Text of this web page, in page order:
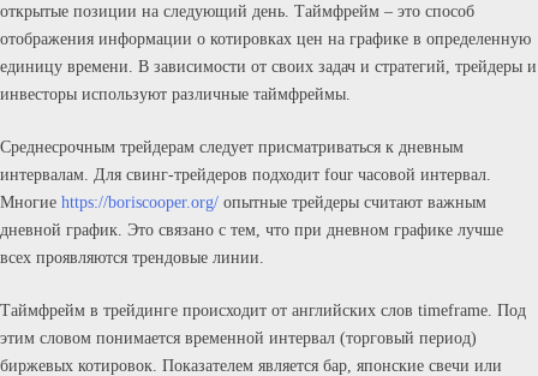
открытые позиции на следующий день. Таймфрейм – это способ
отображения информации о котировках цен на графике в определенную
единицу времени. В зависимости от своих задач и стратегий, трейдеры и
инвесторы используют различные таймфреймы.
Среднесрочным трейдерам следует присматриваться к дневным
интервалам. Для свинг-трейдеров подходит four часовой интервал.
Многие https://boriscooper.org/ опытные трейдеры считают важным
дневной график. Это связано с тем, что при дневном графике лучше
всех проявляются трендовые линии.
Таймфрейм в трейдинге происходит от английских слов timeframe. Под
этим словом понимается временной интервал (торговый период)
биржевых котировок. Показателем является бар, японские свечи или